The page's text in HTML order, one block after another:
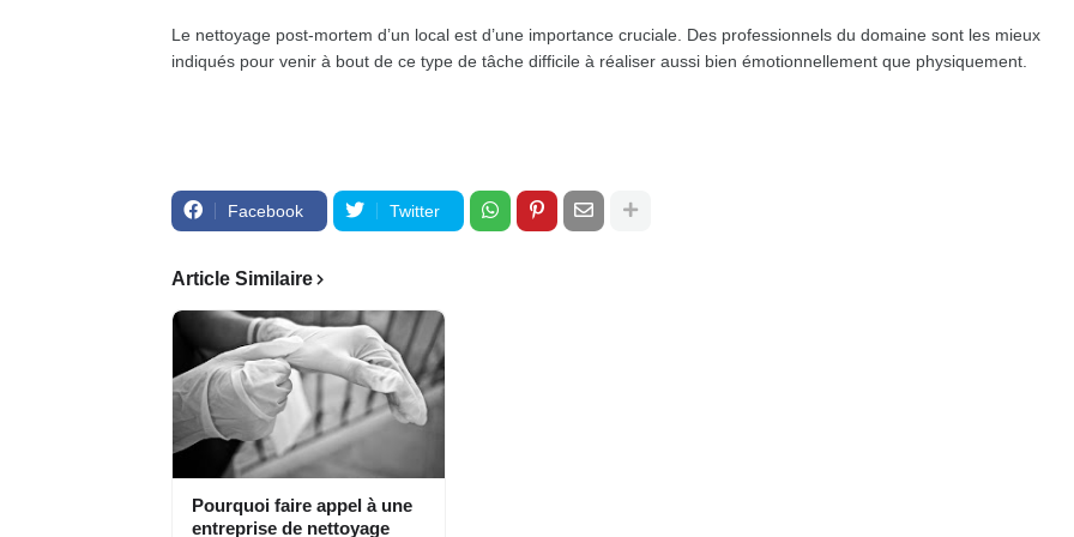
Le nettoyage post-mortem d’un local est d’une importance cruciale. Des professionnels du domaine sont les mieux
indiqués pour venir à bout de ce type de tâche difficile à réaliser aussi bien émotionnellement que physiquement.
Facebook Twitter
Article Similaire
Pourquoi faire appel à une
entreprise de nettoyage